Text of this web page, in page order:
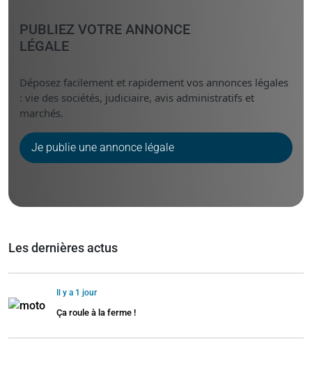
PUBLIEZ VOTRE ANNONCE
LÉGALE
Déposez facilement et rapidement vos annonces légales
: vie des sociétés, judiciaire, avis administratifs et
marchés.
Je publie une annonce légale
Les dernières actus
Il y a 1 jour
Ça roule à la ferme !